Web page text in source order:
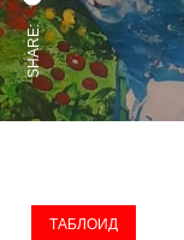
SHARE:
ТАБЛОИД